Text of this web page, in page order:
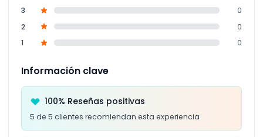
3
0
2
0
1
0
Información clave
100% Reseñas positivas
5 de 5 clientes recomiendan esta experiencia